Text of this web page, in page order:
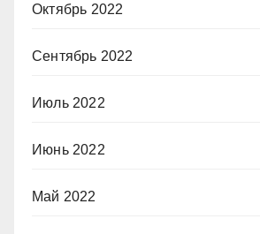
Октябрь 2022
Сентябрь 2022
Июль 2022
Июнь 2022
Май 2022